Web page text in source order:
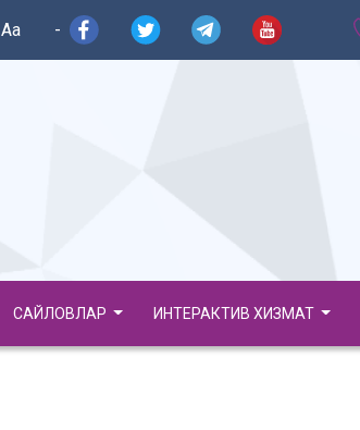
Aa -
САЙЛОВЛАР ИНТЕРАКТИВ ХИЗМАТ